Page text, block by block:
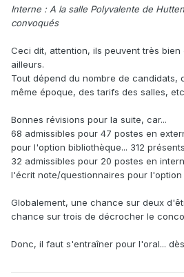
Interne : A la salle Polyvalente de
convoqués
Ceci dit, attention, ils peuvent très
ailleurs.
Tout dépend du nombre de candidats,
même époque, des tarifs des salles,
Bonnes révisions pour la suite, car...
68 admissibles pour 47 postes en
pour l'option bibliothèque... 312
32 admissibles pour 20 postes en
l'écrit note/questionnaires pour l'option
Globalement, une chance sur deux
chance sur trois de décrocher le
Donc, il faut s'entraîner pour l'oral...